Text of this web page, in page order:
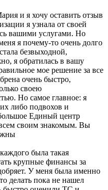
и я хочу оставить отзыв
я узнала от своей
вашими услугами. Но
я почему-то очень долго
безвыходной,
я обратилась в вашу
мое решение за все
очень быстро,
своею
Но самое главное: я
либо подвохов и
Единый центр
всем своим знакомым. Вы
была такая
крупные финансы за
У меня была именно
делать пока не нашел